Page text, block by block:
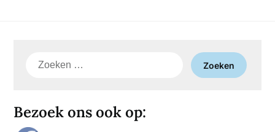
Zoeken
Bezoek ons ook op: